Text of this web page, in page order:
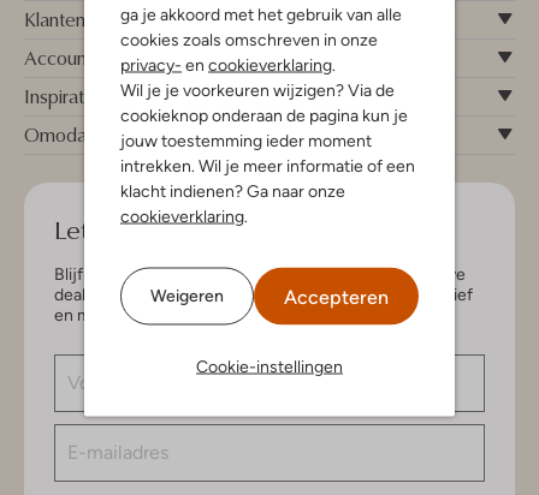
ga je akkoord met het gebruik van alle
cookies zoals omschreven in onze
privacy- en cookieverklaring
Wil je je voorkeuren wijzigen? Via de
cookieknop onderaan de pagina kun je
jouw toestemming ieder moment
intrekken. Wil je meer informatie of een
klacht indienen? Ga naar onze
cookieverklaring
Weigeren Accepteren
Cookie-instellingen
Klantenservice
Account
Inspiratie
Omoda
Let's keep in touch!
Blijf op de hoogte van de nieuwste items en exclusieve
deals, speciaal voor jou. Schrijf je in voor de nieuwsbrief
en maak kans op € 150,- shoptegoed.